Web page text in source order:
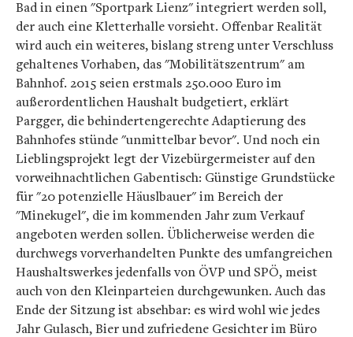
Bad in einen "Sportpark Lienz" integriert werden soll,
der auch eine Kletterhalle vorsieht. Offenbar Realität
wird auch ein weiteres, bislang streng unter Verschluss
gehaltenes Vorhaben, das "Mobilitätszentrum" am
Bahnhof. 2015 seien erstmals 250.000 Euro im
außerordentlichen Haushalt budgetiert, erklärt
Pargger, die behindertengerechte Adaptierung des
Bahnhofes stünde "unmittelbar bevor". Und noch ein
Lieblingsprojekt legt der Vizebürgermeister auf den
vorweihnachtlichen Gabentisch: Günstige Grundstücke
für "20 potenzielle Häuslbauer" im Bereich der
"Minekugel", die im kommenden Jahr zum Verkauf
angeboten werden sollen. Üblicherweise werden die
durchwegs vorverhandelten Punkte des umfangreichen
Haushaltswerkes jedenfalls von ÖVP und SPÖ, meist
auch von den Kleinparteien durchgewunken. Auch das
Ende der Sitzung ist absehbar: es wird wohl wie jedes
Jahr Gulasch, Bier und zufriedene Gesichter im Büro